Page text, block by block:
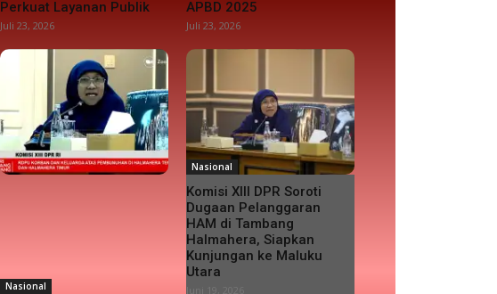
Perkuat Layanan Publik
Juli 23, 2026
APBD 2025
Juli 23, 2026
Nasional
Nasional
Komisi XIII DPR Soroti
Dugaan Pelanggaran
HAM di Tambang
Halmahera, Siapkan
Kunjungan ke Maluku
Utara